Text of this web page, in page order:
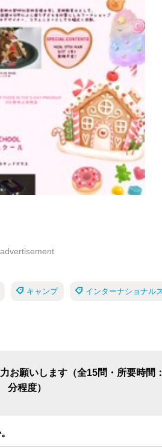
advertisement
キャンプ インターナショナル
お願いします（全15問・所要時間
分程度）